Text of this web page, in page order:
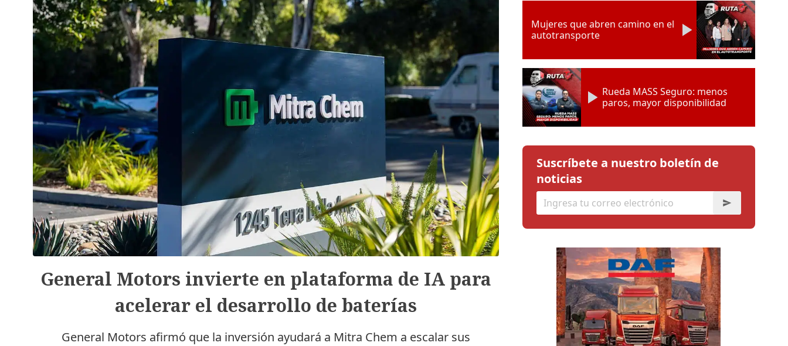
General Motors invierte en plataforma de IA para
acelerar el desarrollo de baterías
General Motors afirmó que la inversión ayudará a Mitra Chem a escalar sus
Mujeres que abren camino en el
autotransporte
Rueda MASS Seguro: menos
paros, mayor disponibilidad
Suscríbete a nuestro boletín de
noticias